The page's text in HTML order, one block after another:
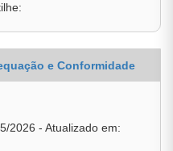
e Conformidade
2026 - Atualizado em: